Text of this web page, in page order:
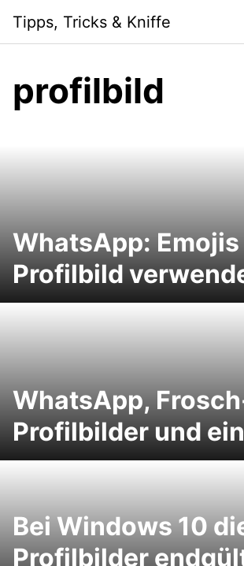
content
Tipps, Tricks & Kniffe
profilbild
WhatsApp:
Profilbild
WhatsApp,
Profilbilder und
Bei Windows 10
Profilbilder